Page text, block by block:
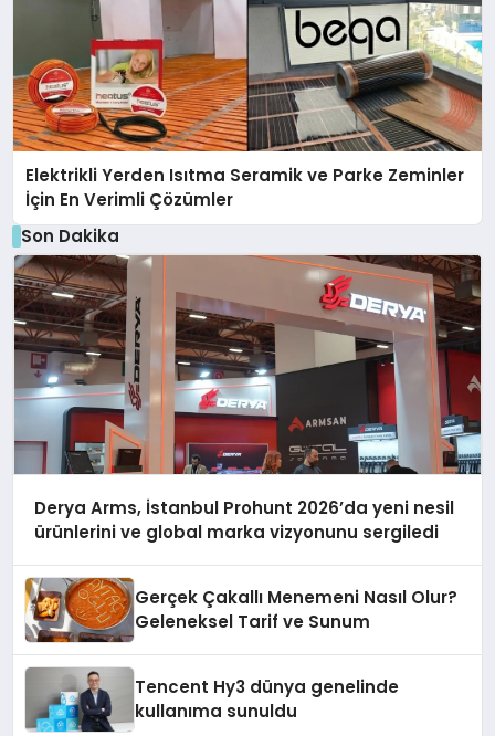
Elektrikli Yerden Isıtma Seramik ve Parke Zeminler
İçin En Verimli Çözümler
Son Dakika
Derya Arms, İstanbul Prohunt 2026’da yeni nesil
ürünlerini ve global marka vizyonunu sergiledi
Gerçek Çakallı Menemeni Nasıl Olur?
Geleneksel Tarif ve Sunum
Tencent Hy3 dünya genelinde
kullanıma sunuldu